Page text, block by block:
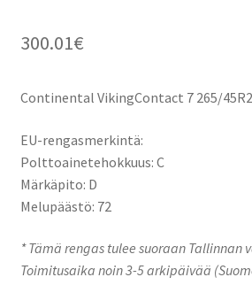
300.01€
Continental VikingContact 7 265/
EU-rengasmerkintä:
Polttoainetehokkuus: C
Märkäpito: D
Melupäästö: 72
* Tämä rengas tulee suoraan Tallinnan
Toimitusaika noin 3-5 arkipäivää